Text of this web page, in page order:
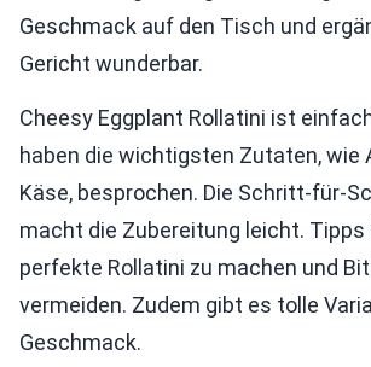
Geschmack auf den Tisch und
Gericht wunderbar.
Cheesy Eggplant Rollatini ist
haben die wichtigsten Zutaten, wie
Käse, besprochen. Die Schritt-für-
macht die Zubereitung leicht. Tipps
perfekte Rollatini zu machen und
vermeiden. Zudem gibt es tolle
Geschmack.